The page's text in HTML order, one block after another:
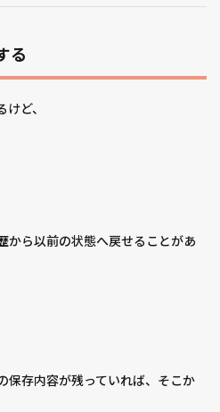
る
ど、
から以前の状態へ戻せることがあ
保存内容が残っていれば、そこか